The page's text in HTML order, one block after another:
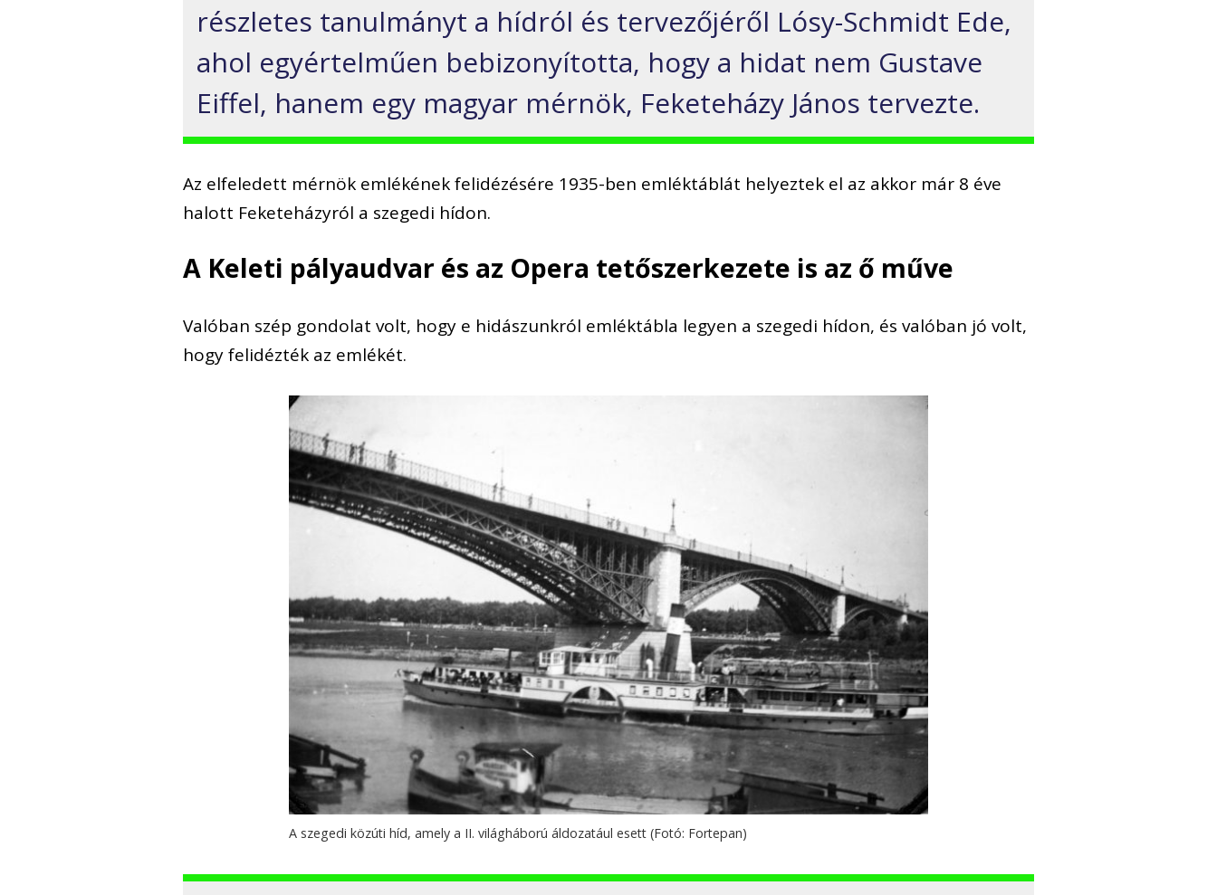
részletes tanulmányt a hídról és tervezőjéről Lósy-Schmidt Ede,
ahol egyértelműen bebizonyította, hogy a hidat nem Gustave
Eiffel, hanem egy magyar mérnök, Feketeházy János tervezte.
Az elfeledett mérnök emlékének felidézésére 1935-ben emléktáblát helyeztek el az akkor már 8 éve
halott Feketeházyról a szegedi hídon.
A Keleti pályaudvar és az Opera tetőszerkezete is az ő műve
Valóban szép gondolat volt, hogy e hidászunkról emléktábla legyen a szegedi hídon, és valóban jó volt,
hogy felidézték az emlékét.
A szegedi közúti híd, amely a II. világháború áldozatául esett (Fotó: Fortepan)